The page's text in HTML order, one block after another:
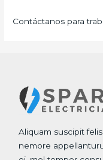
Contáctanos para
Aliquam suscipit
nemore